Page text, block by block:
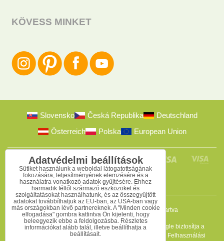
KÖVESS MINKET
Slovensko Česká Republika
Deutschland
Österreich
Polska European Union
2009-2026 © Bomba s.r.o. Minden jog fenntartva
Ez az oldal reCAPTCHA programmal védett, és a Google biztosítja a
védelmet. Érvényesek azAdatvédelmi szabályzat
Felhasználási
Adatvédelmi beállítások
Sütiket használunk a weboldal látogatottságának
fokozására, teljesítményének elemzésére és a
használatra vonatkozó adatok gyűjtésére. Ehhez
harmadik féltől származó eszközöket és
szolgáltatásokat használhatunk, és az összegyűjtött
adatokat továbbíthatjuk az EU-ban, az USA-ban vagy
más országokban lévő partnereknek. A "Minden cookie
elfogadása" gombra kattintva Ön kijelenti, hogy
beleegyezik ebbe a feldolgozásba. Részletes
információkat alább talál, illetve beállíthatja a
beállításait.